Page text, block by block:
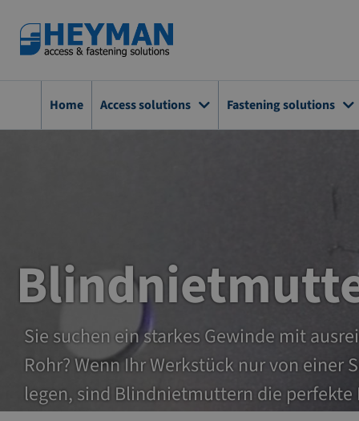
Zum
springen
Home Access solutions Fastening solutions
Sie suchen ein starkes Gewinde mit
Rohr? Wenn Ihr Werkstück nur von einer
legen, sind Blindnietmuttern die